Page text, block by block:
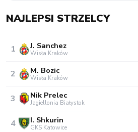
NAJLEPSI STRZELCY
1 J. Sanchez
Wisła Kraków
2 M. Bozic
Wisła Kraków
3 Nik Prelec
Jagiellonia Białystok
4 I. Shkurin
GKS Katowice